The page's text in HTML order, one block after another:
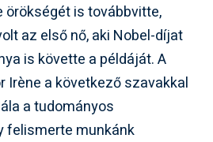
örökségét is továbbvitte,
az első nő, aki Nobel-díjat
is követte a példáját. A
Irène a következő szavakkal
a tudományos
felismerte munkánk